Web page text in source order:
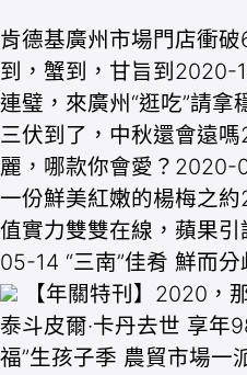
肯德基廣州市場門店衝
到，蟹到，甘旨到2020-
連璧，來廣州“逛吃”請
三伏到了，中秋還會遠
麗，哪款你會愛？2020-
一份鮮美紅嫩的楊梅之
值實力雙雙在線，蘋果
05-14 “三南”佳肴 鮮而
【年關特刊】2020，
泰斗皮爾·卡丹去世 享年
福”生孩子季 農貿市場一